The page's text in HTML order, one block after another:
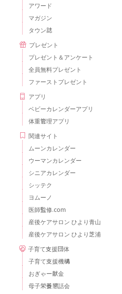
アワード
マガジン
タウン誌
プレゼント
プレゼント＆アンケート
全員無料プレゼント
ファーストプレゼント
アプリ
ベビーカレンダーアプリ
体重管理アプリ
関連サイト
ムーンカレンダー
ウーマンカレンダー
シニアカレンダー
シッテク
ヨムーノ
医師監修.com
産後ケアサロン ひより青山
産後ケアサロン ひより芝浦
子育て支援団体
子育て支援機構
おぎゃー献金
母子栄養懇話会